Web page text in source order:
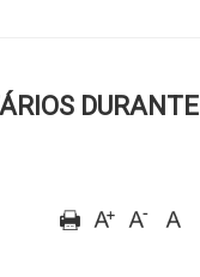
DURANTE